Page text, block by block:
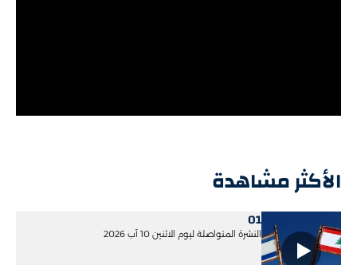
الأكثر مشاهدة
01
النشرة المتواصلة ليوم الاثنين 10 آب 2026